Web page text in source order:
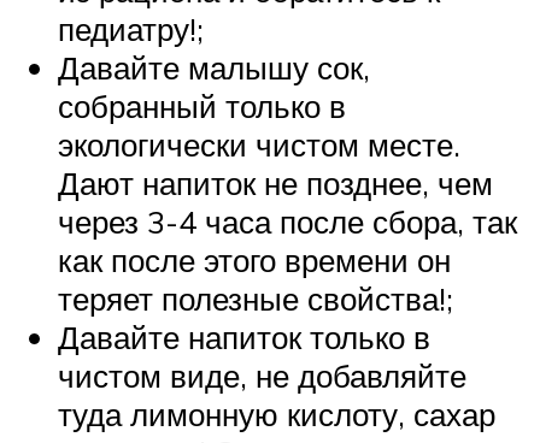
педиатру!;
Давайте малышу сок,
собранный только в
экологически чистом месте.
Дают напиток не позднее, чем
через 3-4 часа после сбора, так
как после этого времени он
теряет полезные свойства!;
Давайте напиток только в
чистом виде, не добавляйте
туда лимонную кислоту, сахар